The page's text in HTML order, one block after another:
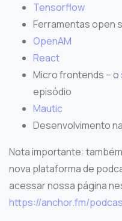
Tensorflow
Ferramentas open
OpenAM
React
Micro frontends – o
episódio
Mautic
Desenvolvimento
Nota importante:
nova plataforma de
acessar nossa página
https://anchor.fm/